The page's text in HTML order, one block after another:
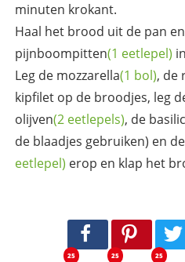
minuten krokant.
Haal het brood uit de pan
pijnboompitten(1 eetlepel)
Leg de mozzarella(1 bol), de
kipfilet op de broodjes, leg
olijven(2 eetlepels), de
de blaadjes gebruiken) en de
eetlepel) erop en klap het
25 25 25